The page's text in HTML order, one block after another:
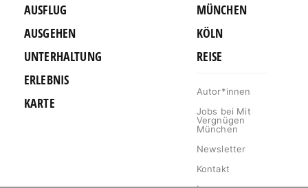
AUSFLUG
AUSGEHEN
UNTERHALTUNG
ERLEBNIS
KARTE
MÜNCHEN
KÖLN
REISE
Autor*innen
Jobs bei Mit
Vergnügen
München
Newsletter
Kontakt